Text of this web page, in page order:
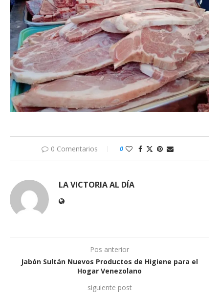
0 Comentarios 0
LA VICTORIA AL DÍA
Pos anterior
Jabón Sultán Nuevos Productos de Higiene para el
Hogar Venezolano
siguiente post